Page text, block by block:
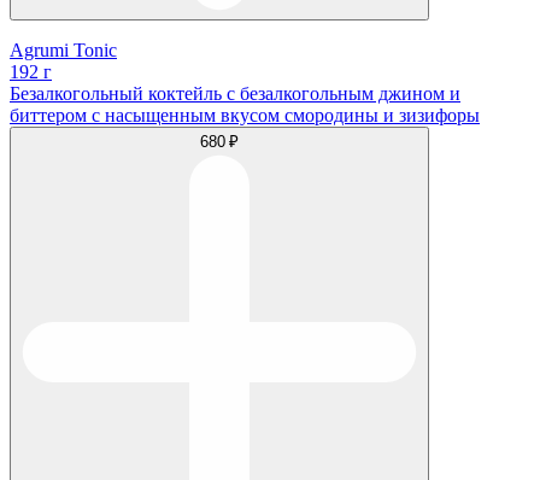
Agrumi Tonic
192 г
Безалкогольный коктейль с безалкогольным джином и
биттером с насыщенным вкусом смородины и зизифоры
680 ₽